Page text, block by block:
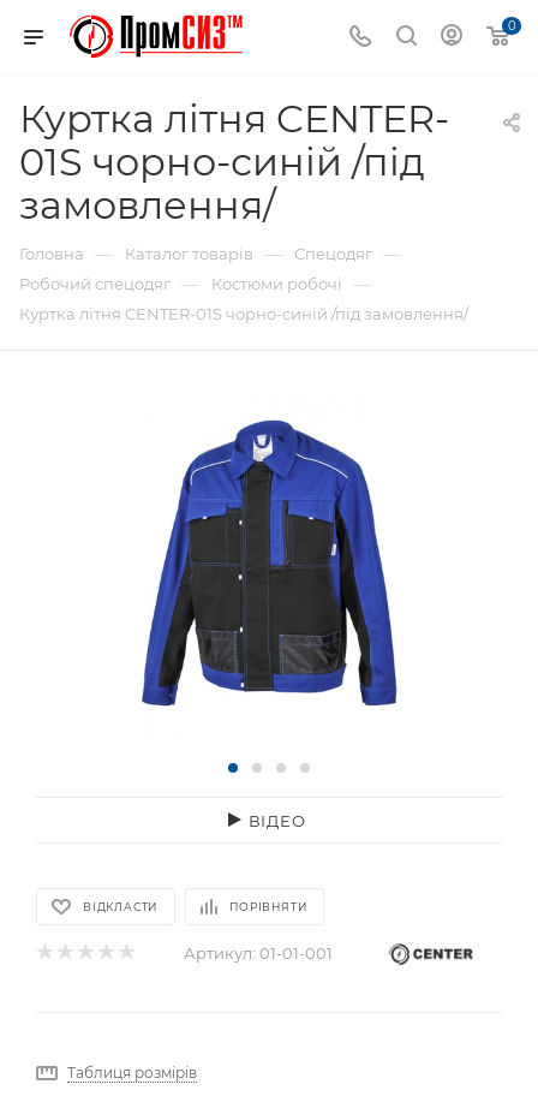
0
Куртка літня CENTER-
01S чорно-синій /під
замовлення/
Головна — Каталог товарів — Спецодяг —
Робочий спецодяг — Костюми робочі —
Куртка літня CENTER-01S чорно-синій /під замовлення/
ВІДЕО
ВІДКЛАСТИ ПОРІВНЯТИ
Артикул: 01-01-001
Таблиця розмірів